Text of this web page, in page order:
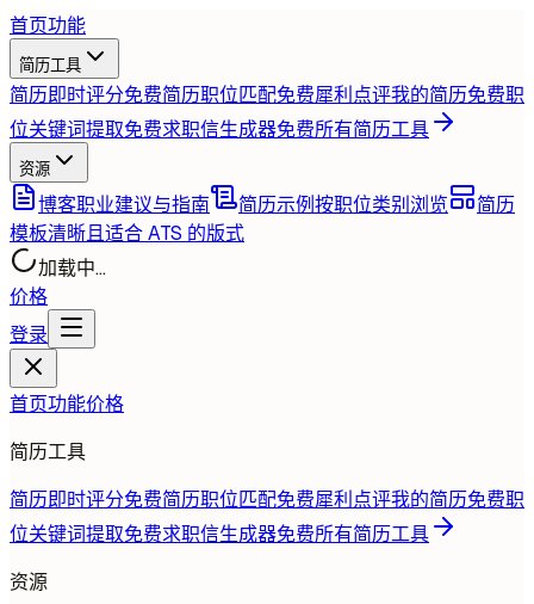
首页功能
简历工具
简历即时评分免费简历职位匹配免费犀利点评我的简历免费职
位关键词提取免费求职信生成器免费所有简历工具
资源
博客职业建议与指南 简历示例按职位类别浏览
简历
模板清晰且适合 ATS 的版式
加载中...
价格
登录
首页功能价格
简历工具
简历即时评分免费简历职位匹配免费犀利点评我的简历免费职
位关键词提取免费求职信生成器免费所有简历工具
资源